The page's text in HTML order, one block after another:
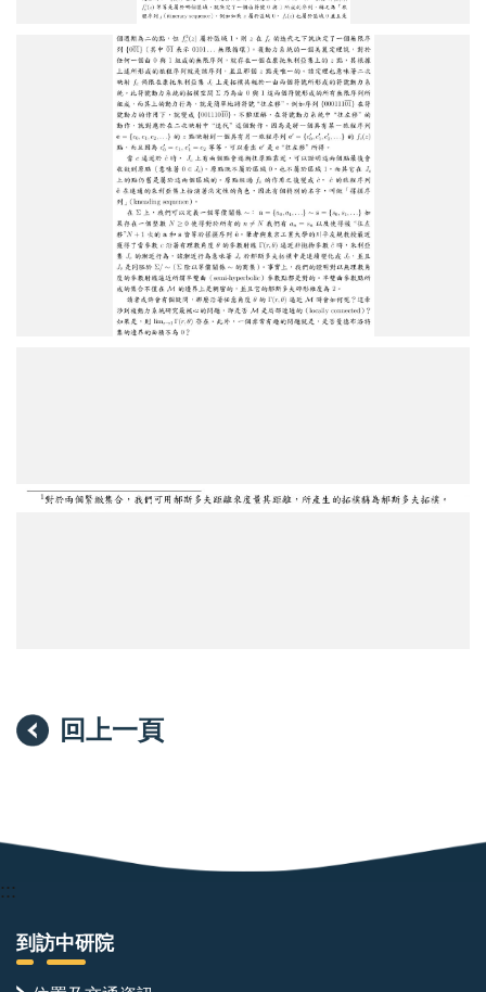
回上一頁
:::
到訪中研院